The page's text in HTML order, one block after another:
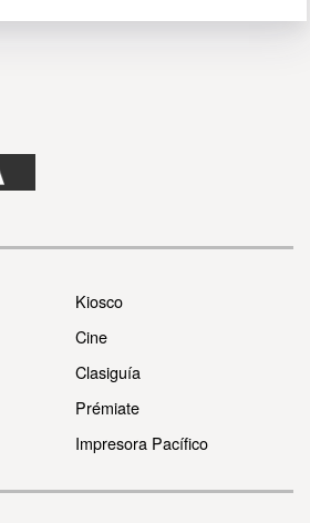
Kiosco
Cine
Clasiguía
Prémiate
Impresora Pacífico